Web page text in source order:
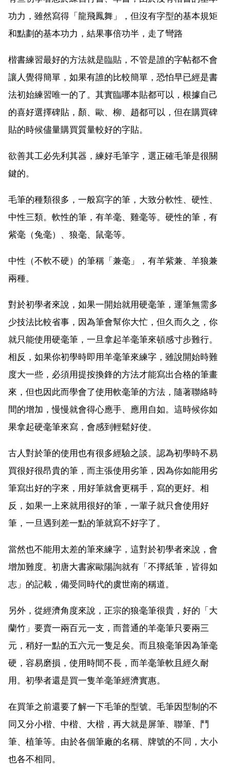
功力，雖然寫得「龍飛鳳舞」，但沒有字型的基本規矩
和點劃的基本功力，結果事倍功半，走了彎路
楷書練習最好的方法就是臨貼，不管是誰的字帖都不會
讓人覺得簡單，如果有誰的比較簡單，恐怕早已經是書
法初始練習唯一的了。其實臨哪本貼都可以，根據自己
的喜好選擇碑貼，顏、歐、柳、趙都可以，但在購買碑
貼的時候儘量購買質量較好的字貼。
欲善其工必先利其器，練好毛筆字，選正確毛筆是很關
鍵的。
毛筆的種類很多，一般寫字的筆，大致分軟性、硬性、
中性三類。軟性的筆，有羊毫、雞毫等。硬性的筆，有
紫毫（兔毫）、狼毫、鼠毫等。
中性（不軟不硬）的筆稱「兼毫」，有羊紫兼、羊狼兼
兩種。
對於初學者來說，如果一開始就用硬毫筆，運筆無需多
少技法比較省事，因為筆會幫你大忙，但久而久之，你
就只能使用硬毫筆，一旦拿起羊毫筆來頓感寸步難行。
相反，如果你初學時即用羊毫筆來練字，雖說開始時難
度大一些，必須用提按換鋒的方法才能寫出合格的筆畫
來，但也因此而學會了使用軟毫筆的方法，隨著聯絡時
間的增加，慢慢就會得心應手、應用自如。這時候你如
果拿起硬毫筆來寫，會感到輕鬆好使。
古人對於筆的使用也有很多經驗之談。認為初學時不易
買很好很昂貴的筆，而主張使用劣筆，因為你如能用劣
筆寫出好的字來，用好筆就會更稱手，寫的更好。相
反，如果一上來就用很好的筆，一輩子就只會使用好
筆，一旦遇到差一點的筆就寫不好字了。
當然也不能用太差的筆來練字，這對於初學者來說，會
增加難度。初唐大書家歐陽詢就有「不擇紙筆，皆得如
志」的記載，備受同時代的虞世南的稱道。
另外，從經濟角度來說，正宗的狼毫筆很貴，好的「大
蘭竹」要賣一兩百元一支，而普通的羊毫筆只要兩三
元，稍好一點的五六元一隻足矣。而且狼毫筆因為筆毫
硬，容易磨損，使用時間不長，而羊毫筆軟且經久耐
用。初學者還是買一隻羊毫筆經濟實惠。
在買筆之前還要了解一下毛筆的型號。毛筆因型制的不
同又分小楷、中楷、大楷，再大就是屏筆、聯筆、鬥
筆、植筆等。由於各個筆廠的名稱、牌號的不同，大小
也各不相同。